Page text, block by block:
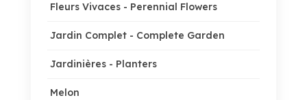
Fleurs Vivaces - Perennial Flowers
Jardin Complet - Complete Garden
Jardinières - Planters
Melon